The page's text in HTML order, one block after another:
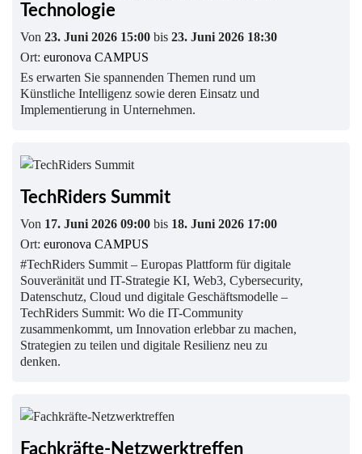
Technologie
Von 23. Juni 2026 15:00 bis 23. Juni 2026 18:30
Ort: euronova CAMPUS
Es erwarten Sie spannenden Themen rund um
Künstliche Intelligenz sowie deren Einsatz und
Implementierung in Unternehmen.
TechRiders Summit
Von 17. Juni 2026 09:00 bis 18. Juni 2026 17:00
Ort: euronova CAMPUS
#TechRiders Summit – Europas Plattform für digitale
Souveränität und IT-Strategie KI, Web3, Cybersecurity,
Datenschutz, Cloud und digitale Geschäftsmodelle –
TechRiders Summit: Wo die IT-Community
zusammenkommt, um Innovation erlebbar zu machen,
Strategien zu teilen und digitale Resilienz neu zu
denken.
Fachkräfte-Netzwerktreffen